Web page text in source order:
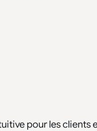
pour les clients